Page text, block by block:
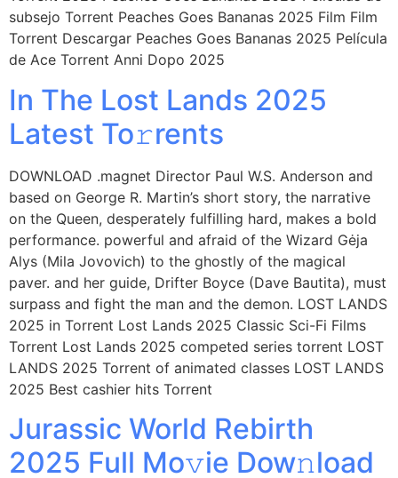
subsejo Torrent Peaches Goes Bananas 2025 Film Film
Torrent Descargar Peaches Goes Bananas 2025 Película
de Ace Torrent Anni Dopo 2025
In The Lost Lands 2025
Latest To𝚛rents
DOWNLOAD .magnet Director Paul W.S. Anderson and
based on George R. Martin’s short story, the narrative
on the Queen, desperately fulfilling hard, makes a bold
performance. powerful and afraid of the Wizard Gėja
Alys (Mila Jovovich) to the ghostly of the magical
paver. and her guide, Drifter Boyce (Dave Bautita), must
surpass and fight the man and the demon. LOST LANDS
2025 in Torrent Lost Lands 2025 Classic Sci-Fi Films
Torrent Lost Lands 2025 competed series torrent LOST
LANDS 2025 Torrent of animated classes LOST LANDS
2025 Best cashier hits Torrent
Jurassic World Rebirth
2025 Full Mo𝚟ie Dow𝚗load